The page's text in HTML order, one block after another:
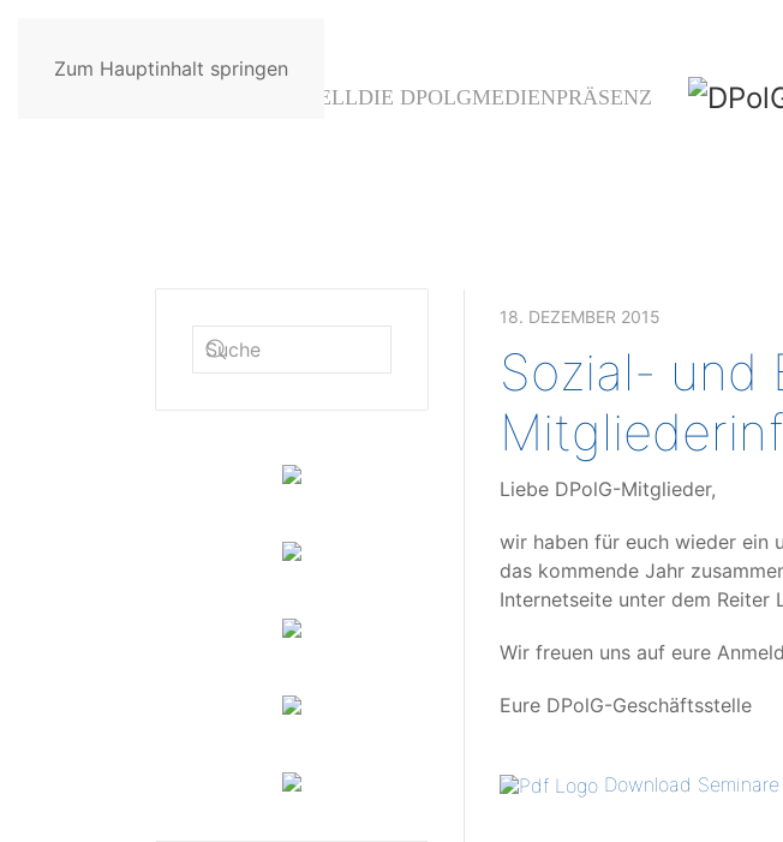
Zum Hauptinhalt springen
AKTUELLDIE DPOLGMEDIENPRÄSENZ
18. DEZEMBER 2015
Sozial- und
Liebe DPolG-Mitglieder,
wir haben für euch wieder ein
das kommende Jahr
Internetseite unter dem Reiter
Wir freuen uns auf eure
Eure DPolG-Geschäftsstelle
Download Seminare